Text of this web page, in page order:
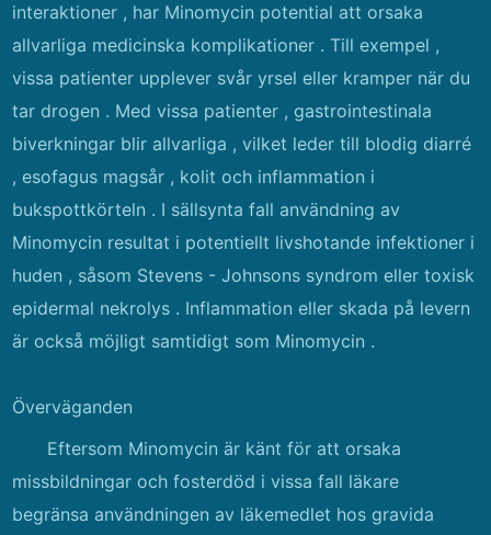
interaktioner , har Minomycin potential att orsaka
allvarliga medicinska komplikationer . Till exempel ,
vissa patienter upplever svår yrsel eller kramper när du
tar drogen . Med vissa patienter , gastrointestinala
biverkningar blir allvarliga , vilket leder till blodig diarré
, esofagus magsår , kolit och inflammation i
bukspottkörteln . I sällsynta fall användning av
Minomycin resultat i potentiellt livshotande infektioner i
huden , såsom Stevens - Johnsons syndrom eller toxisk
epidermal nekrolys . Inflammation eller skada på levern
är också möjligt samtidigt som Minomycin .
Överväganden
Eftersom Minomycin är känt för att orsaka
missbildningar och fosterdöd i vissa fall läkare
begränsa användningen av läkemedlet hos gravida